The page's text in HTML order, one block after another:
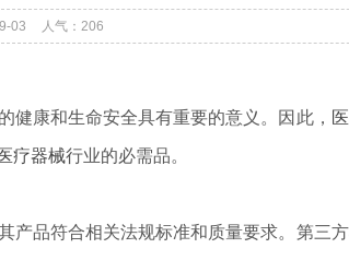
03 人气： 206
健康和生命安全具有重要的意义。因此，
疗器械行业的必需品。
产品符合相关法规标准和质量要求。第三